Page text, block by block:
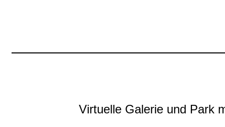
Virtuelle Galerie und Park